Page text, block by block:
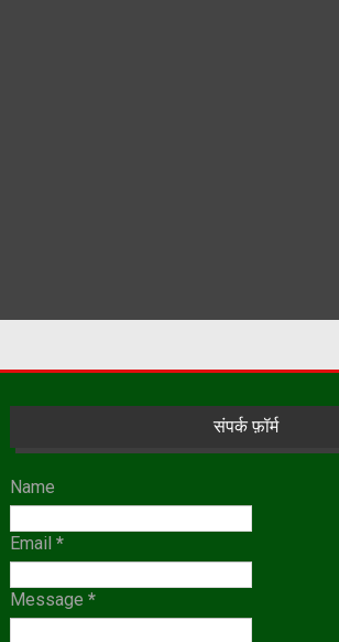
संपर्क फ़ॉर्म
Name
Email *
Message *